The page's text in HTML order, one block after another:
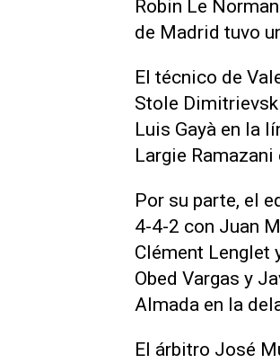
Robin Le
de Madrid tuvo
El técnico de
Stole
Luis Gayà en la
Largie
Por su parte, el
4-4-2 con Juan
Clément Lenglet
Obed Vargas y
Almada en la
El árbitro José